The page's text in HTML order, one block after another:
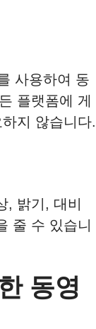
사용하여 동
플랫폼에 게
지 않습니다.
, 밝기, 대비
줄 수 있습니
동영